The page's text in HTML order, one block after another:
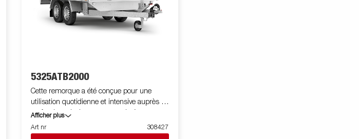
5325ATB2000
Cette remorque a été conçue pour une
utilisation quotidienne et intensive auprès des
professionnels. Les panneaux latéraux en
aluminium sont facilement manipulables et
amovibles pour obtenir un plateau nu et une
Afficher plus
Art nr
308427